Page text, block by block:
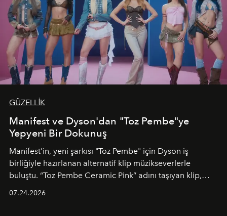
GÜZELLİK
Manifest ve Dyson'dan "Toz Pembe"ye
Yepyeni Bir Dokunuş
Manifest’in, yeni şarkısı "Toz Pembe" için Dyson iş
birliğiyle hazırlanan alternatif klip müzikseverlerle
buluştu. “Toz Pembe Ceramic Pink” adını taşıyan klip,
07.24.2026